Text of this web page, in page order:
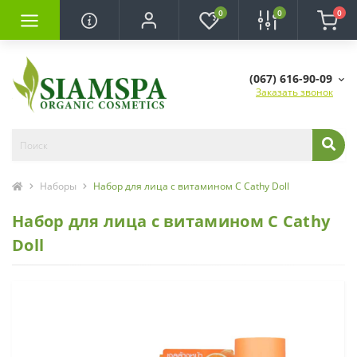
0 0 0
(067) 616-90-09
Заказать звонок
Наборы Набор для лица с витамином С Cathy Doll
Набор для лица с витамином С Cathy
Doll